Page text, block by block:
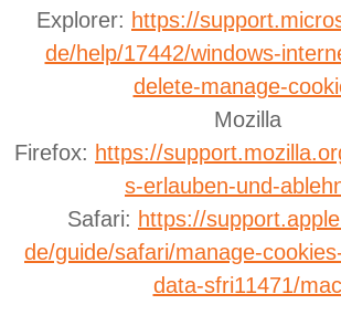
Explorer: https://
de/help/17442/windows-
delete-manage-
Mozilla
Firefox: https://
s-erlauben-und-
Safari: https://
de/guide/safari/manage-
data-sfri11471/mac